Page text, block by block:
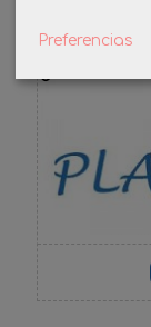
Preferencias